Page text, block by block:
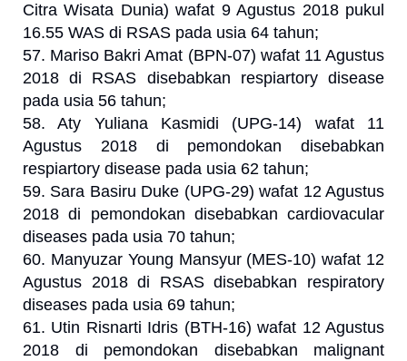
Citra Wisata Dunia) wafat 9 Agustus 2018 pukul
16.55 WAS di RSAS pada usia 64 tahun;
57. Mariso Bakri Amat (BPN-07) wafat 11 Agustus
2018 di RSAS disebabkan respiartory disease
pada usia 56 tahun;
58. Aty Yuliana Kasmidi (UPG-14) wafat 11
Agustus 2018 di pemondokan disebabkan
respiartory disease pada usia 62 tahun;
59. Sara Basiru Duke (UPG-29) wafat 12 Agustus
2018 di pemondokan disebabkan cardiovacular
diseases pada usia 70 tahun;
60. Manyuzar Young Mansyur (MES-10) wafat 12
Agustus 2018 di RSAS disebabkan respiratory
diseases pada usia 69 tahun;
61. Utin Risnarti Idris (BTH-16) wafat 12 Agustus
2018 di pemondokan disebabkan malignant